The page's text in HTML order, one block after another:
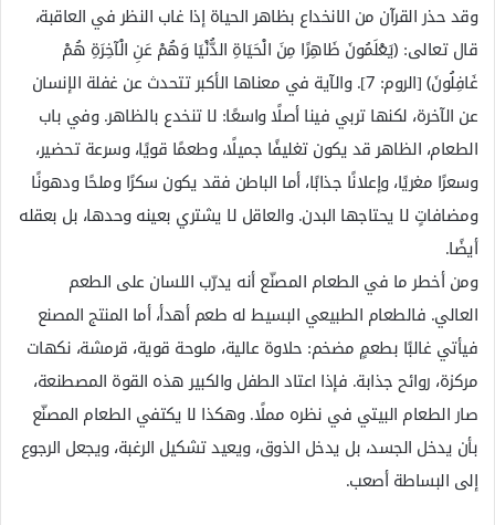
وقد حذر القرآن من الانخداع بظاهر الحياة إذا غاب النظر في العاقبة،
قال تعالى: ﴿يَعْلَمُونَ ظَاهِرًا مِنَ الْحَيَاةِ الدُّنْيَا وَهُمْ عَنِ الْآخِرَةِ هُمْ
غَافِلُونَ﴾ [الروم: 7]. والآية في معناها الأكبر تتحدث عن غفلة الإنسان
عن الآخرة، لكنها تربي فينا أصلًا واسعًا: لا تنخدع بالظاهر. وفي باب
الطعام، الظاهر قد يكون تغليفًا جميلًا، وطعمًا قويًا، وسرعة تحضير،
وسعرًا مغريًا، وإعلانًا جذابًا، أما الباطن فقد يكون سكرًا وملحًا ودهونًا
ومضافاتٍ لا يحتاجها البدن. والعاقل لا يشتري بعينه وحدها، بل بعقله
أيضًا.
ومن أخطر ما في الطعام المصنّع أنه يدرّب اللسان على الطعم
العالي. فالطعام الطبيعي البسيط له طعم أهدأ، أما المنتج المصنع
فيأتي غالبًا بطعمٍ مضخم: حلاوة عالية، ملوحة قوية، قرمشة، نكهات
مركزة، روائح جذابة. فإذا اعتاد الطفل والكبير هذه القوة المصطنعة،
صار الطعام البيتي في نظره مملًا. وهكذا لا يكتفي الطعام المصنّع
بأن يدخل الجسد، بل يدخل الذوق، ويعيد تشكيل الرغبة، ويجعل الرجوع
إلى البساطة أصعب.